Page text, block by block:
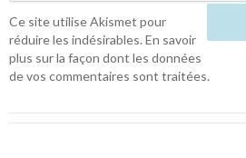
Ce site utilise Akismet pour
réduire les indésirables.En savoir
plus sur la façon dont les données
de vos commentaires sont traitées.